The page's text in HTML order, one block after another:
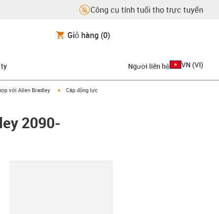
Công cụ tính tuổi thọ trực tuyến
Giỏ hàng (0)
ty Người liên hệ VN (VI)
arrow-right
với Allen Bradley igus-icon-arrow-right
Cáp động lực
2090-